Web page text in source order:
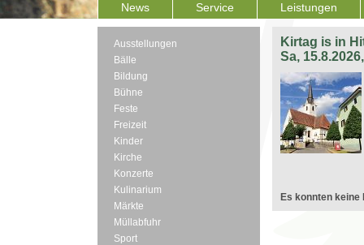
News Service Leistungen
Ausstellungen
Bälle
Bildung
Bühne
Feste
Freizeit
Kinder
Kirche
Konzerte
Kulinarium
Märkte
Müllabfuhr
Sport
Kirtag is in
Sa,
Es konnten keine